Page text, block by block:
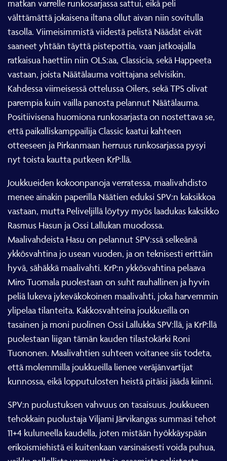
välttämättä jokaisena iltana ollut aivan niin sovitulla
tasolla. Viimeisimmistä viidestä pelistä Näädät eivät
saaneet yhtään täyttä pistepottia, vaan jatkoajalla
ratkaisua haettiin niin OLS:aa, Classicia, sekä Happeeta
vastaan, joista Näätälauma voittajana selvisikin.
Kahdessa viimeisessä ottelussa Oilers, sekä TPS olivat
parempia kuin vailla panosta pelannut Näätälauma.
Positiivisena huomiona runkosarjasta on nostettava se,
että paikalliskamppailija Classic kaatui kahteen
otteeseen ja Pirkanmaan herruus runkosarjassa pysyi
nyt toista kautta putkeen KrP:llä.
Joukkueiden kokoonpanoja verratessa, maalivahdisto
menee ainakin paperilla Näätien eduksi SPV:n kaksikkoa
vastaan, mutta Peliveljillä löytyy myös laadukas kaksikko
Rasmus Hasun ja Ossi Lallukan muodossa.
Maalivahdeista Hasu on pelannut SPV:ssä selkeänä
ykkösvahtina jo usean vuoden, ja on teknisesti erittäin
hyvä, sähäkkä maalivahti. KrP:n ykkösvahtina pelaava
Miro Tuomala puolestaan on suht rauhallinen ja hyvin
peliä lukeva jykeväkokoinen maalivahti, joka harvemmin
ylipelaa tilanteita. Kakkosvahteina joukkueilla on
tasainen ja moni puolinen Ossi Lallukka SPV:llä, ja KrP:llä
puolestaan liigan tämän kauden tilastokärki Roni
Tuononen. Maalivahtien suhteen voitanee siis todeta,
että molemmilla joukkueilla lienee veräjänvartijat
kunnossa, eikä lopputulosten heistä pitäisi jäädä kiinni.
SPV:n puolustuksen vahvuus on tasaisuus. Joukkueen
tehokkain puolustaja Viljami Järvikangas summasi tehot
11+4 kuluneella kaudella, joten mistään hyökkäyspään
erikoismiehistä ei kuitenkaan varsinaisesti voida puhua,
vaikka pallollista varmuutta ja osaamista pakistosta